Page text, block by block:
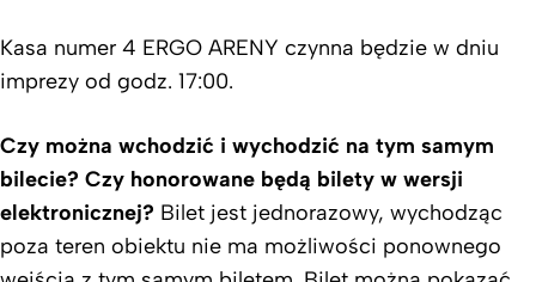
Kasa numer 4 ERGO ARENY czynna będzie w dniu
imprezy od godz. 17:00.
Czy można wchodzić i wychodzić na tym samym
bilecie? Czy honorowane będą bilety w wersji
elektronicznej? Bilet jest jednorazowy, wychodząc
poza teren obiektu nie ma możliwości ponownego